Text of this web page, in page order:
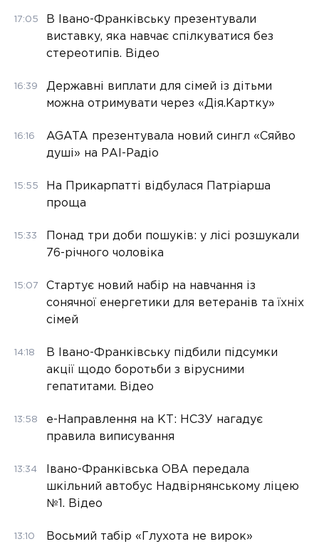
17:05
В Івано-Франківську презентували
виставку, яка навчає спілкуватися без
стереотипів. Відео
16:39
Державні виплати для сімей із дітьми
можна отримувати через «Дія.Картку»
16:16
AGATA презентувала новий сингл «Сяйво
душі» на РАІ-Радіо
15:55
На Прикарпатті відбулася Патріарша
проща
15:33
Понад три доби пошуків: у лісі розшукали
76-річного чоловіка
15:07
Стартує новий набір на навчання із
сонячної енергетики для ветеранів та їхніх
сімей
14:18
В Івано-Франківську підбили підсумки
акції щодо боротьби з вірусними
гепатитами. Відео
13:58
е-Направлення на КТ: НСЗУ нагадує
правила виписування
13:34
Івано-Франківська ОВА передала
шкільний автобус Надвірнянському ліцею
№1. Відео
13:10 Восьмий табір «Глухота не вирок»